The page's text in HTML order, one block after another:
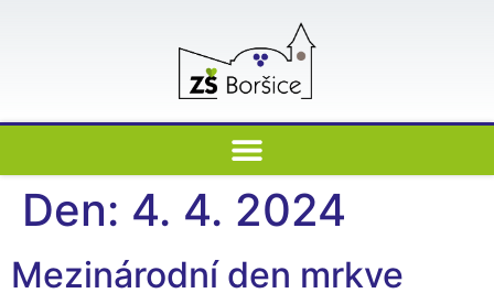
Den: 4. 4. 2024
Mezinárodní den mrkve